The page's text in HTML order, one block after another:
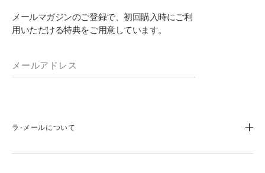
メールマガジンのご登録で、初回購入時にご利
用いただける特典をご用意しています。
ラ･メールについて